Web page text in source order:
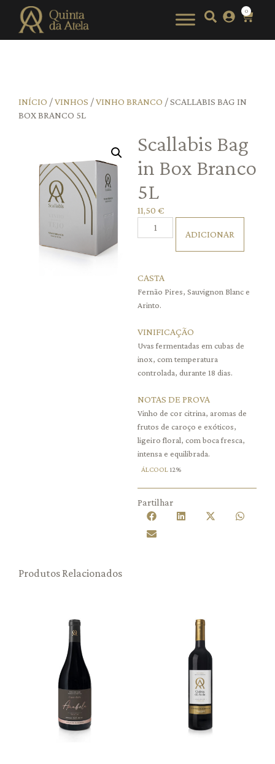
0
INÍCIO /VINHOS /VINHO BRANCO / SCALLABIS BAG IN
BOX BRANCO 5L
Scallabis Bag
in Box Branco
5L
11,50 €
ADICIONAR
CASTA
Fernão Pires, Sauvignon Blanc e
Arinto.
VINIFICAÇÃO
Uvas fermentadas em cubas de
inox, com temperatura
controlada, durante 18 dias.
NOTAS DE PROVA
Vinho de cor citrina, aromas de
frutos de caroço e exóticos,
ligeiro floral, com boca fresca,
intensa e equilibrada.
ÁLCOOL 12%
Partilhar
Produtos Relacionados